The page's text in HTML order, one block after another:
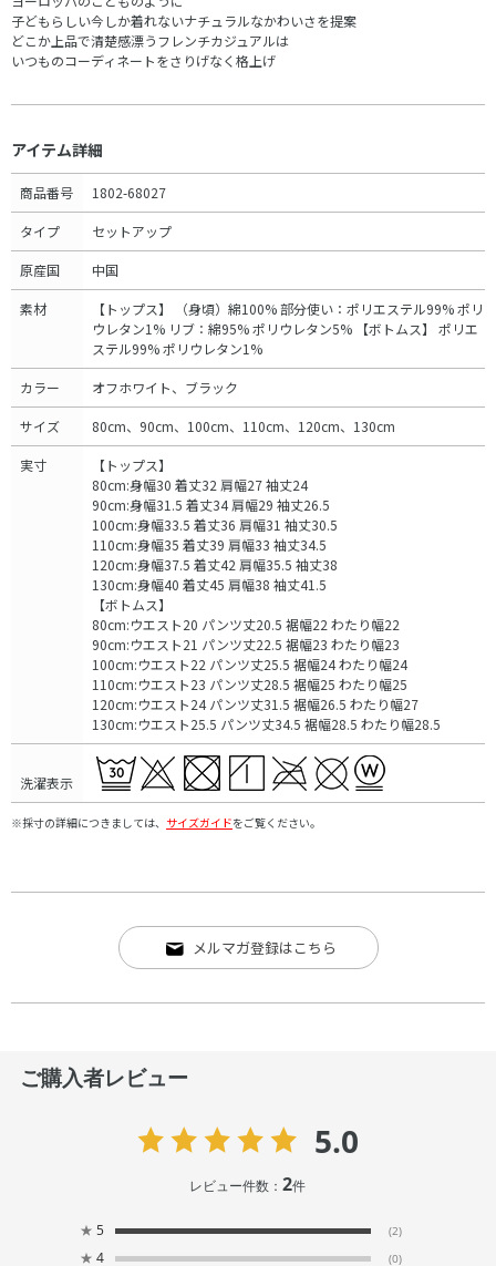
子どもらしい今しか着れないナチュラルなかわいさを提案
どこか上品で清楚感漂うフレンチカジュアルは
いつものコーディネートをさりげなく格上げ
アイテム詳細
商品番号 1802-68027
タイプ セットアップ
原産国 中国
素材
【トップス】 （身頃）綿100% 部分使い：ポリエステル99% ポリ
ウレタン1% リブ：綿95% ポリウレタン5% 【ボトムス】 ポリエ
ステル99% ポリウレタン1%
カラー オフホワイト、ブラック
サイズ 80cm、90cm、100cm、110cm、120cm、130cm
実寸
【トップス】
80cm:身幅30 着丈32 肩幅27 袖丈24
90cm:身幅31.5 着丈34 肩幅29 袖丈26.5
100cm:身幅33.5 着丈36 肩幅31 袖丈30.5
110cm:身幅35 着丈39 肩幅33 袖丈34.5
120cm:身幅37.5 着丈42 肩幅35.5 袖丈38
130cm:身幅40 着丈45 肩幅38 袖丈41.5
【ボトムス】
80cm:ウエスト20 パンツ丈20.5 裾幅22 わたり幅22
90cm:ウエスト21 パンツ丈22.5 裾幅23 わたり幅23
100cm:ウエスト22 パンツ丈25.5 裾幅24 わたり幅24
110cm:ウエスト23 パンツ丈28.5 裾幅25 わたり幅25
120cm:ウエスト24 パンツ丈31.5 裾幅26.5 わたり幅27
130cm:ウエスト25.5 パンツ丈34.5 裾幅28.5 わたり幅28.5
洗濯表示
※採寸の詳細につきましては、 サイズガイドをご覧ください。
メルマガ登録はこちら
ご購入者レビュー
5.0
レビュー件数：2件
★ 5 (2)
★ 4 (0)